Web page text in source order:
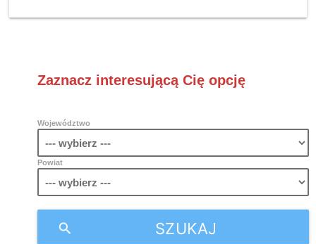
Zaznacz interesującą Cię opcję
Województwo
Powiat
SZUKAJ
search